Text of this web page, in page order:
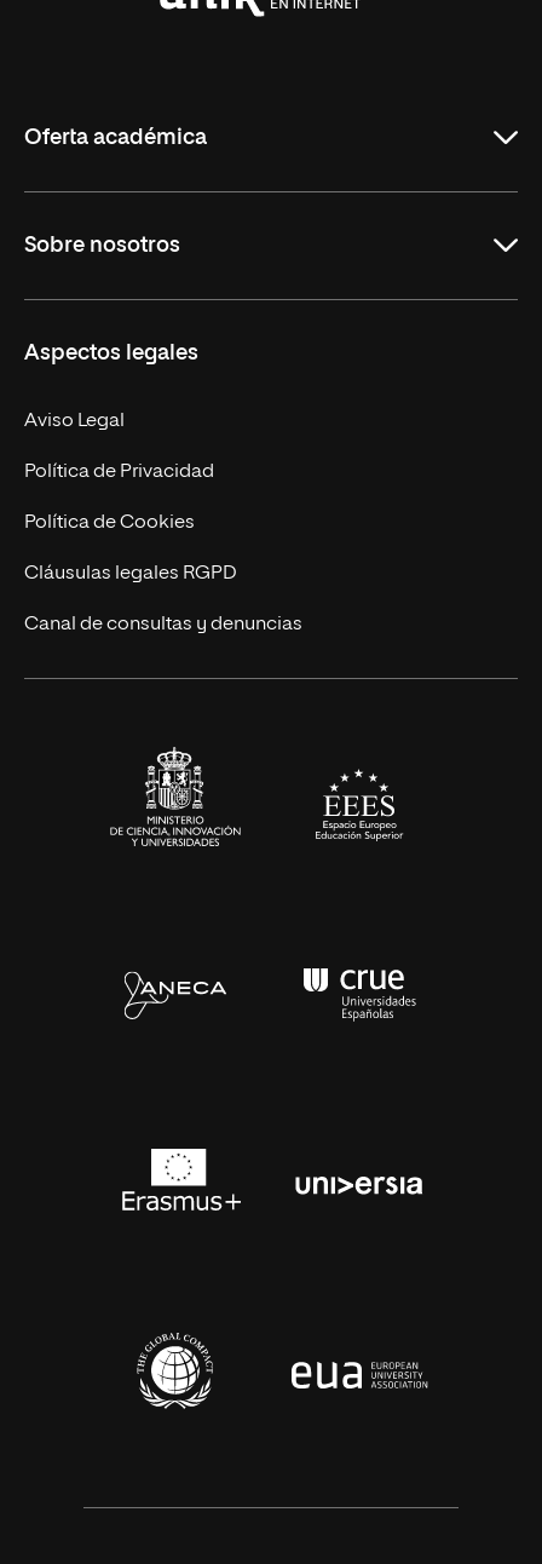
Oferta académica
Másteres Oficiales
Doctorados
Experto Universitario
Postgrados
Cursos Universitarios
Sobre nosotros
Facultades
Nuestro Equipo
Trabaja en UNIR
Actualidad
UNIR Revista
Eventos
Aspectos legales
Aviso Legal
Política de Privacidad
Política de Cookies
Cláusulas legales RGPD
Canal de consultas y denuncias